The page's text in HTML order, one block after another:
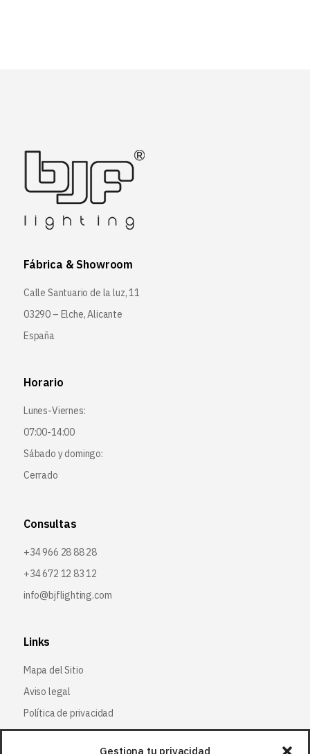
Gestiona tu privacidad
Fábrica & Showroom
Calle Santuario de la luz, 11
03290 – Elche, Alicante
España
Horario
Lunes-Viernes:
07:00-14:00
Sábado y domingo:
Cerrado
Consultas
+34 966 28 88 28
+34 672 12 83 12
info@bjflighting.com
Links
Mapa del Sitio
Aviso legal
Política de privacidad
Política de cookies